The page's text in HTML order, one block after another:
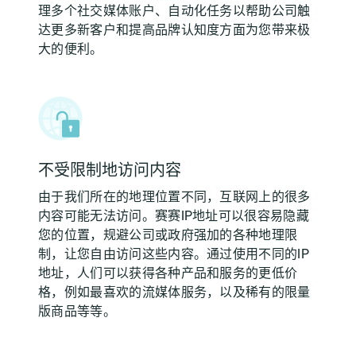
理多个社交媒体账户、自动化任务以帮助公司触
达更多新客户和提高品牌认知度方面为您带来极
大的便利。
不受限制地访问内容
由于我们所在的地理位置不同，互联网上的很多
内容可能无法访问。赛赛IP地址可以很容易隐藏
您的位置，规避公司或政府强加的各种地理限
制，让您自由访问这些内容。通过使用不同的IP
地址，人们可以获得各种产品和服务的更低价
格，例如最喜欢的流媒体服务，以及稀有的限量
版商品等等。